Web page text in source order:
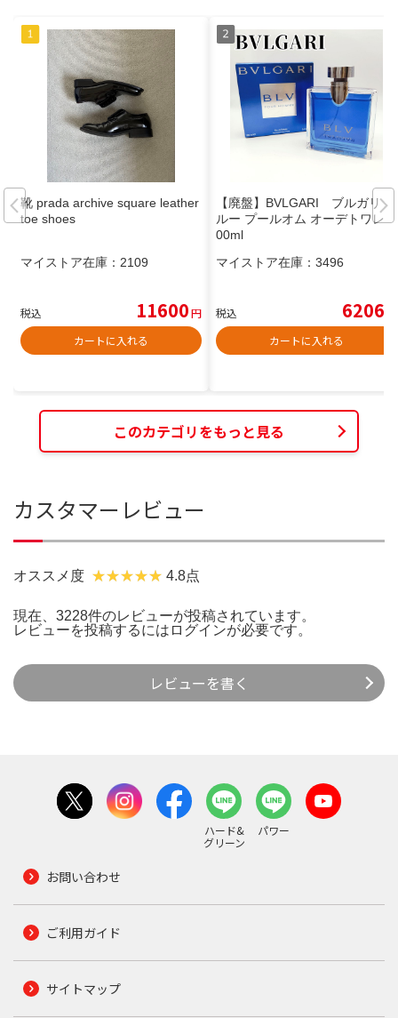
靴 prada archive square leather
toe shoes
マイストア在庫： 2109
税込 11600円
カートに入れる
【廃盤】BVLGARI ブルガリ ブ
ルー プールオム オーデトワレ 1
00ml
マイストア在庫： 3496
税込 6206
カートに入れる
このカテゴリをもっと見る
カスタマーレビュー
オススメ度 4.8点
現在、3228件のレビューが投稿されています。
レビューを投稿するには ログインが必要です。
レビューを書く
ハード&
グリーン
パワー
お問い合わせ
ご利用ガイド
サイトマップ